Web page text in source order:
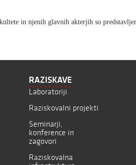
in njenih glavnih akterjih so
RAZISKAVE
Laboratoriji
Raziskovalni projekti
Seminarji,
konference in
zagovori
Raziskovalna